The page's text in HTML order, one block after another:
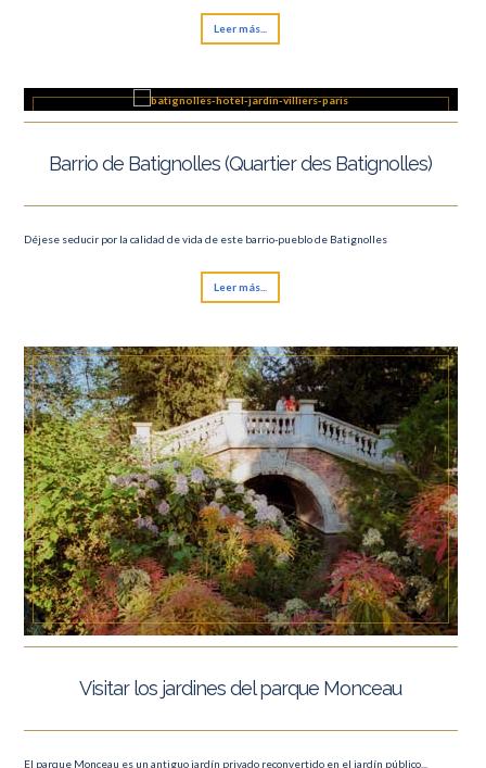
Leer más...
Barrio de Batignolles (Quartier des Batignolles)
Déjese seducir por la calidad de vida de este barrio-pueblo de Batignolles
Leer más...
Visitar los jardines del parque Monceau
El parque Monceau es un antiguo jardín privado reconvertido en el jardín público...